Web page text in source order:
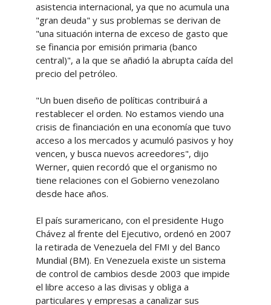
asistencia internacional, ya que no acumula una
"gran deuda" y sus problemas se derivan de
"una situación interna de exceso de gasto que
se financia por emisión primaria (banco
central)", a la que se añadió la abrupta caída del
precio del petróleo.
"Un buen diseño de políticas contribuirá a
restablecer el orden. No estamos viendo una
crisis de financiación en una economía que tuvo
acceso a los mercados y acumuló pasivos y hoy
vencen, y busca nuevos acreedores", dijo
Werner, quien recordó que el organismo no
tiene relaciones con el Gobierno venezolano
desde hace años.
El país suramericano, con el presidente Hugo
Chávez al frente del Ejecutivo, ordenó en 2007
la retirada de Venezuela del FMI y del Banco
Mundial (BM). En Venezuela existe un sistema
de control de cambios desde 2003 que impide
el libre acceso a las divisas y obliga a
particulares y empresas a canalizar sus